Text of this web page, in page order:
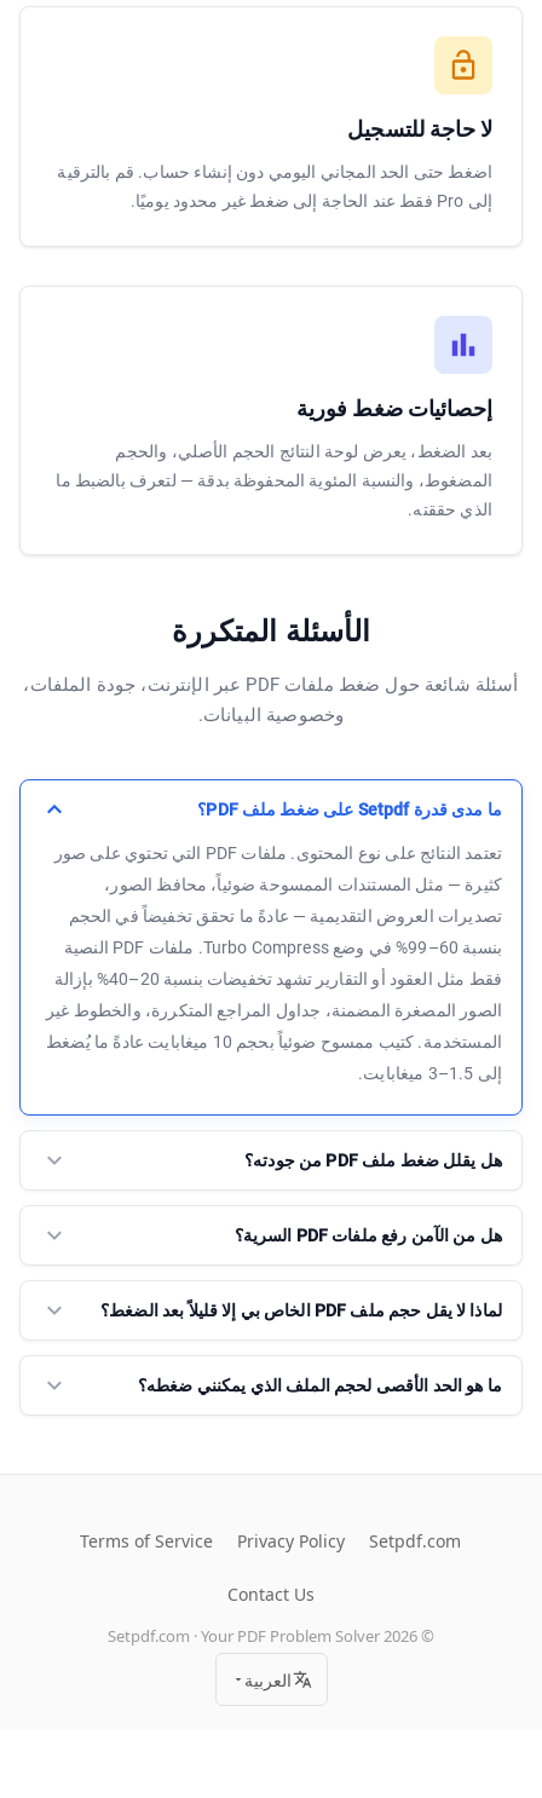
لا حاجة للتسجيل
اضغط حتى الحد المجاني اليومي دون إنشاء حساب. قم بالترقية
إلى Pro فقط عند الحاجة إلى ضغط غير محدود يوميًا.
إحصائيات ضغط فورية
بعد الضغط، يعرض لوحة النتائج الحجم الأصلي، والحجم
المضغوط، والنسبة المئوية المحفوظة بدقة — لتعرف بالضبط ما
الذي حققته.
الأسئلة المتكررة
أسئلة شائعة حول ضغط ملفات PDF عبر الإنترنت، جودة الملفات،
وخصوصية البيانات.
ما مدى قدرة Setpdf على ضغط ملف PDF؟
تعتمد النتائج على نوع المحتوى. ملفات PDF التي تحتوي على صور
كثيرة — مثل المستندات الممسوحة ضوئياً، محافظ الصور،
تصديرات العروض التقديمية — عادةً ما تحقق تخفيضاً في الحجم
بنسبة 60–99% في وضع Turbo Compress. ملفات PDF النصية
فقط مثل العقود أو التقارير تشهد تخفيضات بنسبة 20–40% بإزالة
الصور المصغرة المضمنة، جداول المراجع المتكررة، والخطوط غير
المستخدمة. كتيب ممسوح ضوئياً بحجم 10 ميغابايت عادةً ما يُضغط
إلى 1.5–3 ميغابايت.
هل يقلل ضغط ملف PDF من جودته؟
هل من الآمن رفع ملفات PDF السرية؟
لماذا لا يقل حجم ملف PDF الخاص بي إلا قليلاً بعد الضغط؟
ما هو الحد الأقصى لحجم الملف الذي يمكنني ضغطه؟
Setpdf.com
Privacy Policy
Terms of Service
Contact Us
2026
Setpdf.com · Your PDF Problem Solver
العربية